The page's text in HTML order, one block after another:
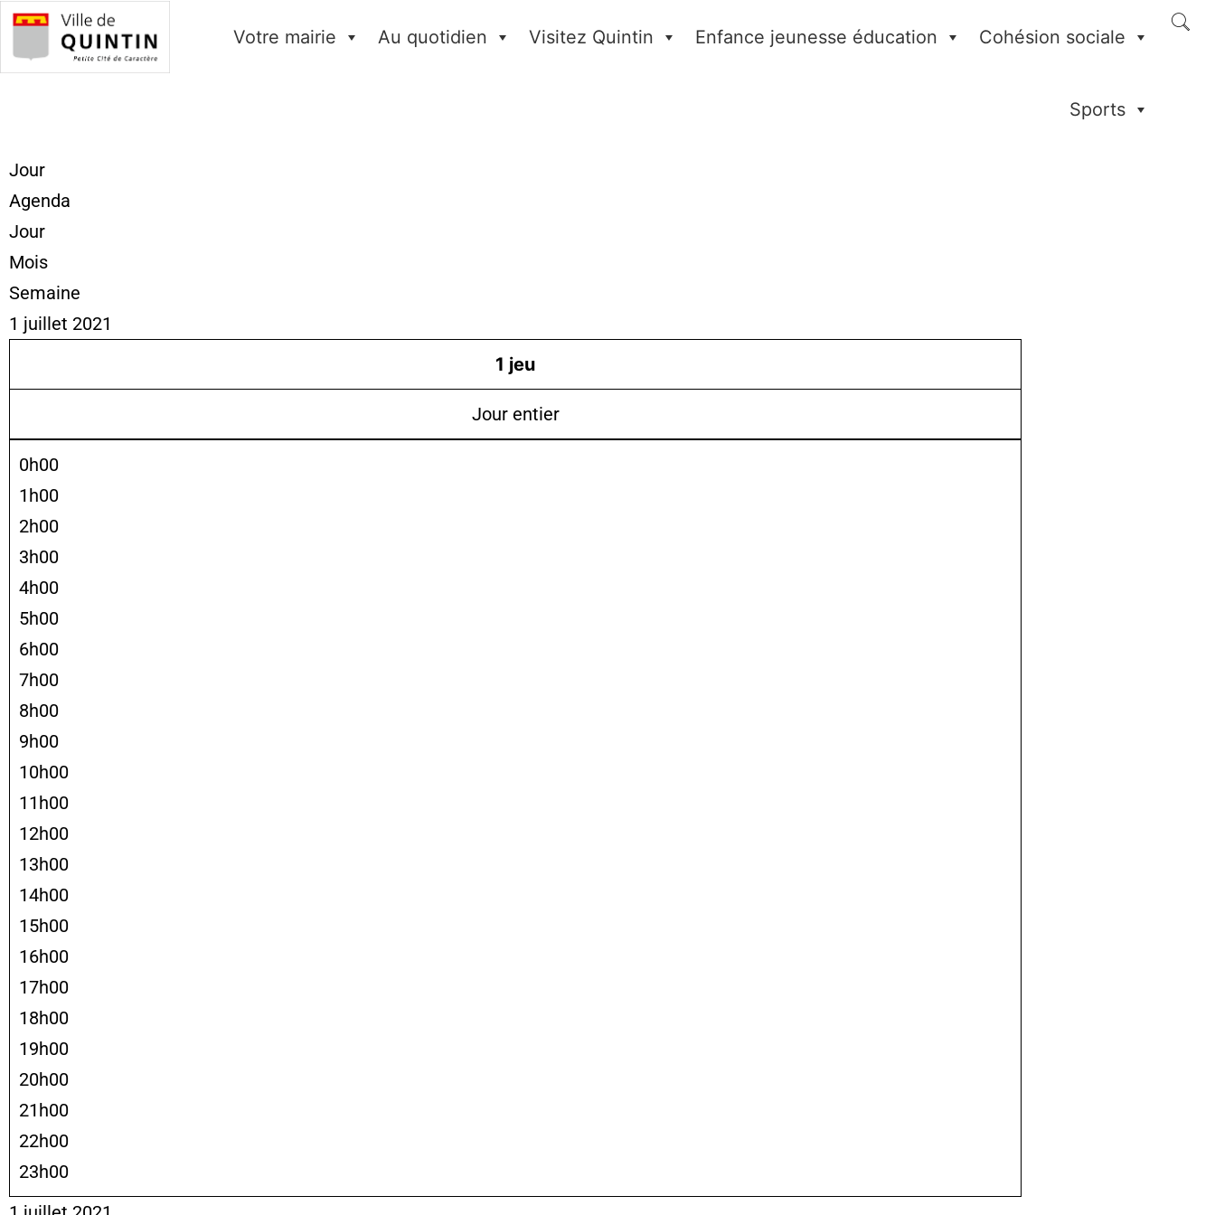
Votre mairie Au quotidien Visitez Quintin Enfance jeunesse éducation Cohésion sociale
Sports
Jour
Agenda
Jour
Mois
Semaine
1 juillet 2021
1 jeu
Jour entier
0h00
1h00
2h00
3h00
4h00
5h00
6h00
7h00
8h00
9h00
10h00
11h00
12h00
13h00
14h00
15h00
16h00
17h00
18h00
19h00
20h00
21h00
22h00
23h00